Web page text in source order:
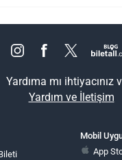
Yardıma mı ihtiyacınız
Yardım ve İletişim
Mobil
App